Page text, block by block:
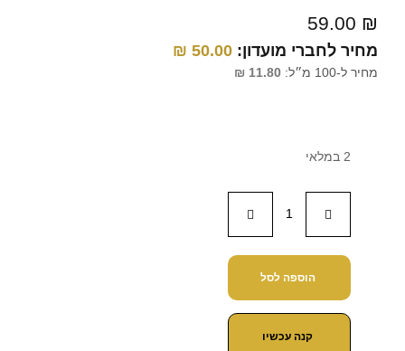
59.00 ₪
מחיר לחברי מועדון: 50.00
₪
מחיר ל-100 מ״ל: 11.80
₪
2 במלאי
הוספה לסל
קנה עכשיו